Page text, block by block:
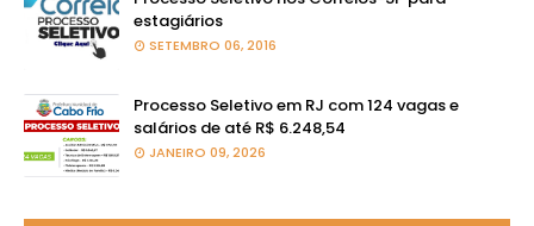
estagiários
SETEMBRO 06, 2016
Processo Seletivo em RJ com 124 vagas e
salários de até R$ 6.248,54
JANEIRO 09, 2026